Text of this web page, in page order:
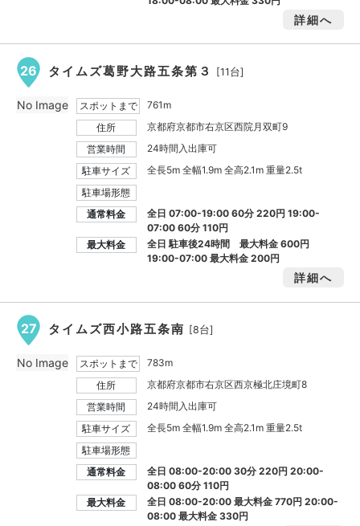
詳細へ
26 タイムズ葛野大路五条第３ [11台]
スポットまで
761m
住所
京都府京都市右京区西院月双町9
営業時間
24時間入出庫可
駐車サイズ
全長5m 全幅1.9m 全高2.1m 重量2.5t
駐車場形態
通常料金
全日 07:00-19:00 60分 220円 19:00-
07:00 60分 110円
最大料金
全日 駐車後24時間 最大料金600円
19:00-07:00 最大料金200円
詳細へ
No Image
27 タイムズ西小路五条南 [8台]
スポットまで
783m
住所
京都府京都市右京区西京極北庄境町8
営業時間
24時間入出庫可
駐車サイズ
全長5m 全幅1.9m 全高2.1m 重量2.5t
駐車場形態
通常料金
全日 08:00-20:00 30分 220円 20:00-
08:00 60分 110円
最大料金
全日 08:00-20:00 最大料金770円20:00-
08:00 最大料金330円
No Image